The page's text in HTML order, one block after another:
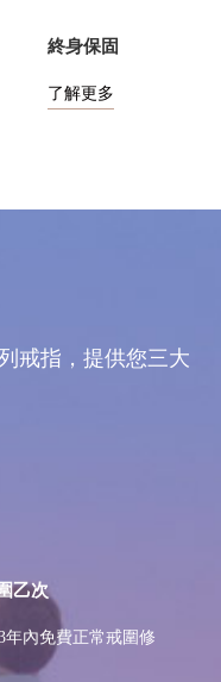
終身保固
了解更多
戒指，提供您三大
乙次
年內免費正常戒圍修